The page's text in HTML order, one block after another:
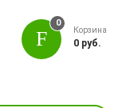
0
Корзина
0 руб.